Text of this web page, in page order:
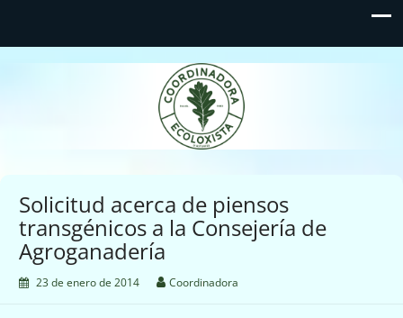
Coordinadora Ecoloxista
d'Asturies
Solicitud acerca de piensos
transgénicos a la Consejería de
Agroganadería
23 de enero de 2014 Coordinadora